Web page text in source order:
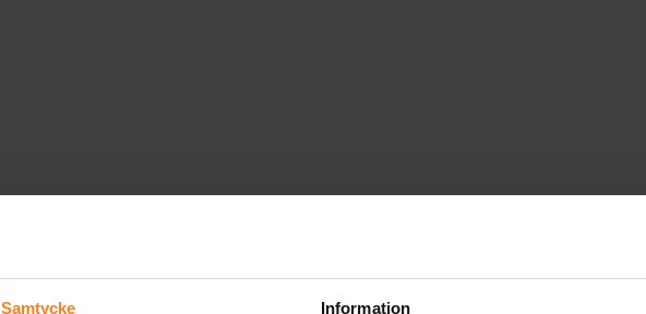
Samtycke Information